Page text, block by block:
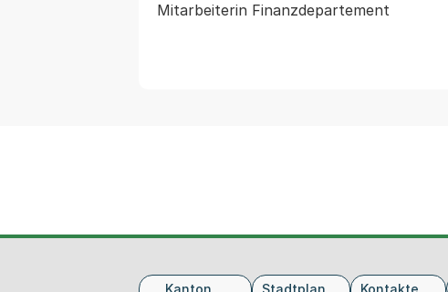
Mitarbeiterin Finanzdepartement
Kanton Stadtplan Kontakte